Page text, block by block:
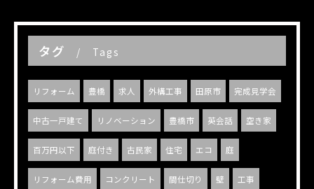
タグ Tags
リフォーム 豊橋 求人 外構工事 田原市 完成見学会
中古一戸建て リノベーション 豊橋市 英会話 空き家
百万円以下 庭付き 古民家 住宅 エコ 庭
リフォーム費用 コンクリート 間仕切り 壁 工事